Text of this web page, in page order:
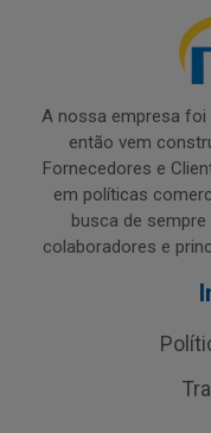
A nossa empresa foi
então vem
Fornecedores e
em políticas
busca de
colaboradores e